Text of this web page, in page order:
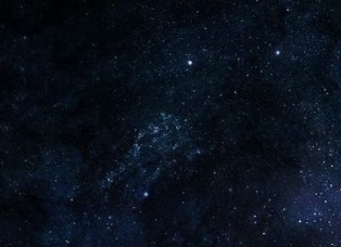
Plus de 2800 critiques de